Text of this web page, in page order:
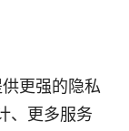
更强的隐私
、更多服务